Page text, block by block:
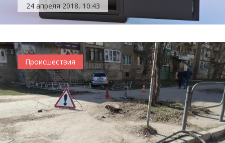
24 апреля 2018, 10:43
Происшествия